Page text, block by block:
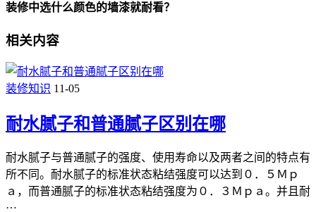
装修中选什么颜色的墙漆就耐看？
相关内容
装修知识 11-05
耐水腻子和普通腻子区别在哪
耐水腻子与普通腻子的强度、使用寿命以及两者之间的特点有
所不同。耐水腻子的标准状态粘结强度可以达到０．５Ｍｐ
ａ，而普通腻子的标准状态粘结强度为０．３Ｍｐａ。并且耐
…